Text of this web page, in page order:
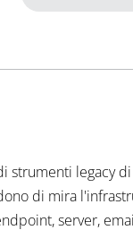
legacy
di mira
server,